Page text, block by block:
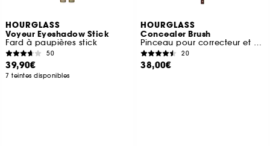
HOURGLASS
Voyeur Eyeshadow Stick
Fard à paupières stick
50
39,90€
7 teintes disponibles
HOURGLASS
Concealer Brush
Pinceau pour correcteur et anticernes
20
38,00€